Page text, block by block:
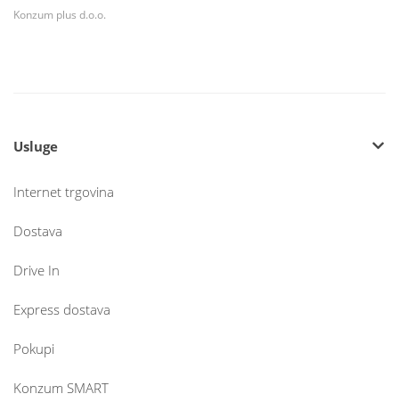
Konzum plus d.o.o.
Usluge
Internet trgovina
Dostava
Drive In
Express dostava
Pokupi
Konzum SMART